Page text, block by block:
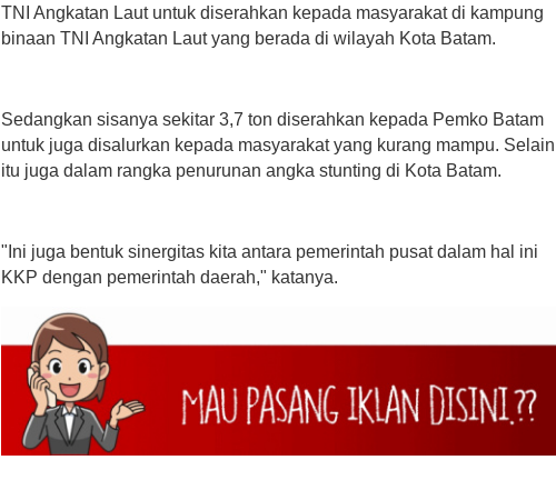
TNI Angkatan Laut untuk diserahkan kepada masyarakat di kampung
binaan TNI Angkatan Laut yang berada di wilayah Kota Batam.
Sedangkan sisanya sekitar 3,7 ton diserahkan kepada Pemko Batam
untuk juga disalurkan kepada masyarakat yang kurang mampu. Selain
itu juga dalam rangka penurunan angka stunting di Kota Batam.
"Ini juga bentuk sinergitas kita antara pemerintah pusat dalam hal ini
KKP dengan pemerintah daerah," katanya.